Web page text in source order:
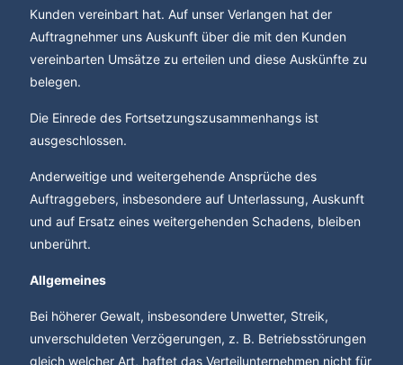
Kunden vereinbart hat. Auf unser Verlangen hat der
Auftragnehmer uns Auskunft über die mit den Kunden
vereinbarten Umsätze zu erteilen und diese Auskünfte zu
belegen.
Die Einrede des Fortsetzungszusammenhangs ist
ausgeschlossen.
Anderweitige und weitergehende Ansprüche des
Auftraggebers, insbesondere auf Unterlassung, Auskunft
und auf Ersatz eines weitergehenden Schadens, bleiben
unberührt.
Allgemeines
Bei höherer Gewalt, insbesondere Unwetter, Streik,
unverschuldeten Verzögerungen, z. B. Betriebsstörungen
gleich welcher Art, haftet das Verteilunternehmen nicht für